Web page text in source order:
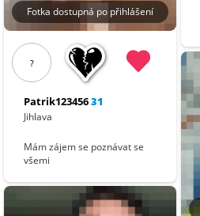
Fotka dostupná po přihlášení
?
Patrik12345631
Jihlava
Mám zájem se poznávat se
všemi